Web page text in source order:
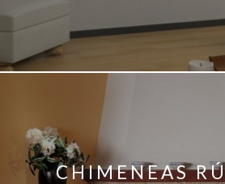
CHIMENEAS